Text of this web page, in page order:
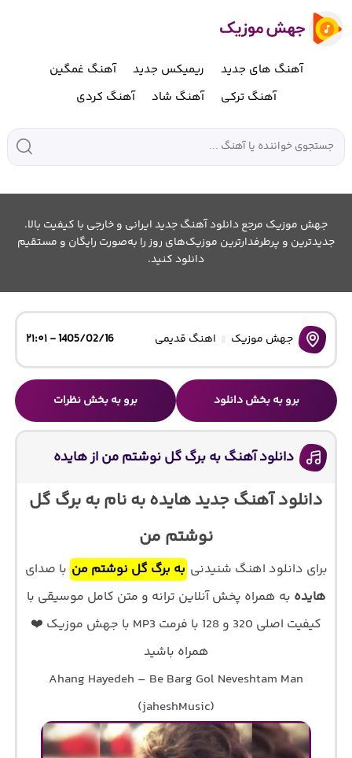
آهنگ های جدید ریمیکس جدید
آهنگ غمگین
آهنگ ترکی
آهنگ شاد آهنگ کردی
جهش موزیک مرجع دانلود آهنگ جدید ایرانی و خارجی با کیفیت بالا.
جدیدترین و پرطرفدارترین موزیک‌های روز را به‌صورت رایگان و مستقیم
دانلود کنید.
جهش موزیک اهنگ قدیمی 1405/02/16 - ۲۱:۰۱
برو به بخش دانلود برو به بخش نظرات
دانلود آهنگ به برگ گل نوشتم من از هایده
دانلود آهنگ جدید هایده به نام به برگ گل
نوشتم من
برای دانلود اهنگ شنیدنی به برگ گل نوشتم من با صدای
هایده به همراه پخش آنلاین ترانه و متن کامل موسیقی با
کیفیت اصلی 320 و 128 با فرمت MP3 با جهش موزیک ❤️
همراه باشید
Ahang Hayedeh – Be Barg Gol Neveshtam Man
(jaheshMusic)